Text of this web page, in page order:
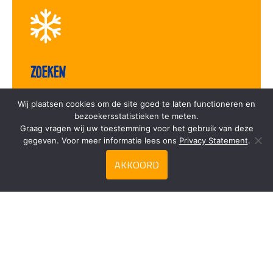
Zoeken
Privacy Statement
Wij plaatsen cookies om de site goed te laten functioneren en
bezoekersstatistieken te meten.
Graag vragen wij uw toestemming voor het gebruik van deze
gegeven. Voor meer informatie lees ons Privacy Statement.
AKKOORD